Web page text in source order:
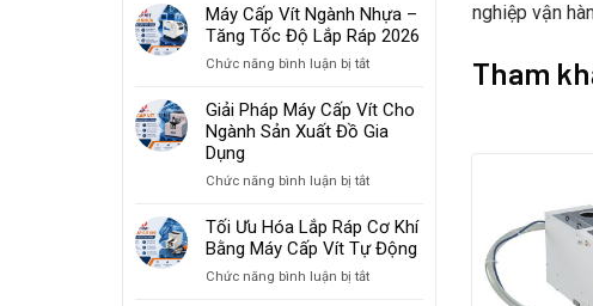
Máy Cấp Vít Ngành Nhựa –
Tăng Tốc Độ Lắp Ráp 2026
Chức năng bình luận bị tắtở
Cấp
Vít
–
Tốc
Độ
Giải Pháp Máy Cấp Vít Cho
Ngành Sản Xuất Đồ Gia
Dụng
Chức năng bình luận bị tắtở
Pháp
Máy
Cấp
Vít
Tối Ưu Hóa Lắp Ráp Cơ Khí
Bằng Máy Cấp Vít Tự Động
Chức năng bình luận bị tắtở
nghiệp vận
Tham